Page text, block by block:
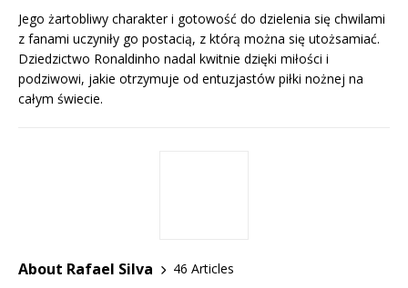
Jego żartobliwy charakter i gotowość do dzielenia się chwilami
z fanami uczyniły go postacią, z którą można się utożsamiać.
Dziedzictwo Ronaldinho nadal kwitnie dzięki miłości i
podziwowi, jakie otrzymuje od entuzjastów piłki nożnej na
całym świecie.
About Rafael Silva
46 Articles